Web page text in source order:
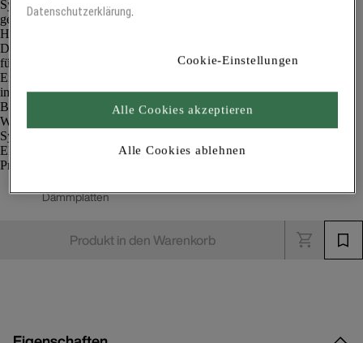
Dämmplatten
Produkt in den Warenkorb
Datenschutzerklärung.
Cookie-Einstellungen
Alle Cookies ablehnen
Alle Cookies akzeptieren